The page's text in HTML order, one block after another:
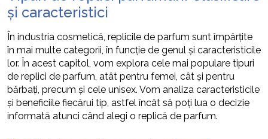
și caracteristici
În industria cosmetică, replicile de parfum sunt împărțite
în mai multe categorii, în funcție de genul și caracteristicile
lor. În acest capitol, vom explora cele mai populare tipuri
de replici de parfum, atât pentru femei, cât și pentru
bărbați, precum și cele unisex. Vom analiza caracteristicile
și beneficiile fiecărui tip, astfel încât să poți lua o decizie
informată atunci când alegi o replică de parfum.